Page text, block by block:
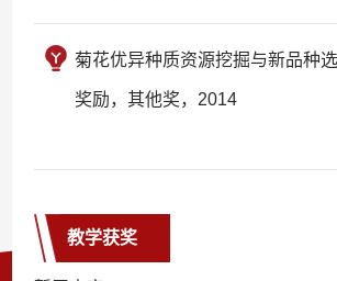
菊花优异种质资源挖掘与新品种
奖励，其他奖，2014
教学获奖